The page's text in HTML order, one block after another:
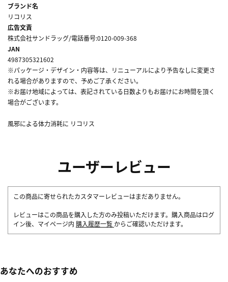
ブランド名
リコリス
広告文責
株式会社サンドラッグ/電話番号:0120-009-368
JAN
4987305321602
※パッケージ・デザイン・内容等は、リニューアルにより予告なしに変更さ
れる場合がありますので、予めご了承ください。
※お届け地域によっては、表記されている日数よりもお届けにお時間を頂く
場合がございます。
風邪による体力消耗に リコリス
ユーザーレビュー
この商品に寄せられたカスタマーレビューはまだありません。
レビューはこの商品を購入した方のみ投稿いただけます。購入商品はログ
イン後、マイページ内 購入履歴一覧 からご確認いただけます。
あなたへのおすすめ